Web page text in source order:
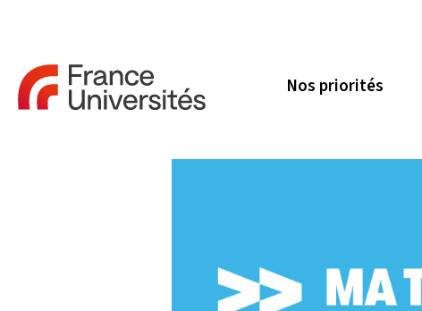
Nos priorités